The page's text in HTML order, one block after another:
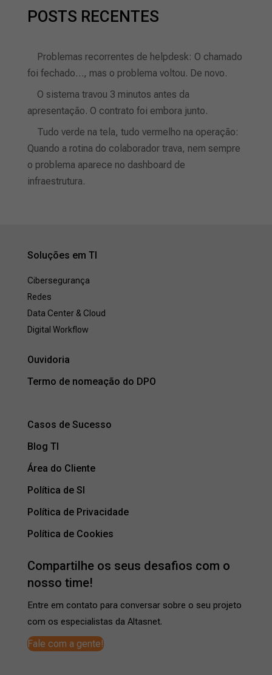
POSTS RECENTES
Problemas recorrentes de helpdesk: O chamado
foi fechado…, mas o problema voltou. De novo.
O sistema travou 3 minutos antes da
apresentação. O contrato foi embora junto.
Tudo verde na tela, tudo vermelho na operação:
Quando a rotina do colaborador trava, nem sempre
o problema aparece no dashboard de
infraestrutura.
Soluções em TI
Cibersegurança
Redes
Data Center & Cloud
Digital Workflow
Ouvidoria
Termo de nomeação do DPO
Casos de Sucesso
Blog TI
Área do Cliente
Política de SI
Política de Privacidade
Política de Cookies
Compartilhe os seus desafios com o
nosso time!
Entre em contato para conversar sobre o seu projeto
com os especialistas da Altasnet.
Fale com a gente!